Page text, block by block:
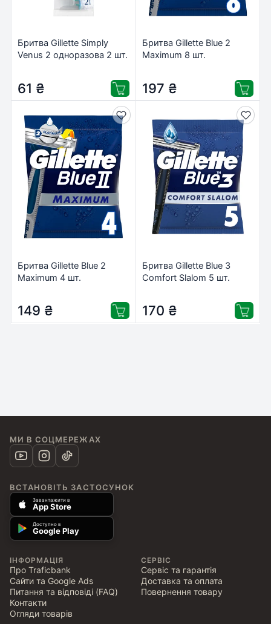
Бритва Gillette Simply
Venus 2 одноразова 2 шт.
61 ₴
Бритва Gillette Blue 2
Maximum 8 шт.
197 ₴
Бритва Gillette Blue 2
Maximum 4 шт.
149 ₴
Бритва Gillette Blue 3
Comfort Slalom 5 шт.
170 ₴
МИ В СОЦМЕРЕЖАХ
ВСТАНОВІТЬ ЗАСТОСУНОК
Завантажити в
App Store
Доступно в
Google Play
ІНФОРМАЦІЯ
Про Traficbank
Сайти та Google Ads
Питання та відповіді (FAQ)
Контакти
Огляди товарів
СЕРВІС
Сервіс та гарантія
Доставка та оплата
Повернення товару